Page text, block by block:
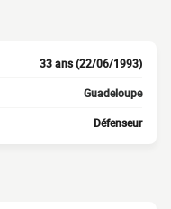
33 ans (22/06/1993)
Guadeloupe
Défenseur